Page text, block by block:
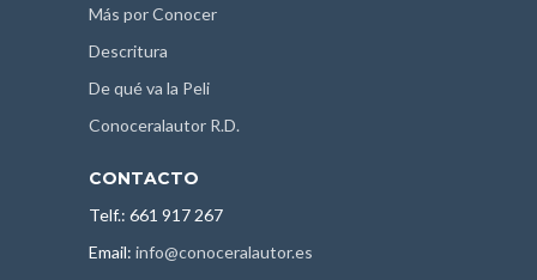
Más por Conocer
Descritura
De qué va la Peli
Conoceralautor R.D.
CONTACTO
Telf.: 661 917 267
Email: info@conoceralautor.es